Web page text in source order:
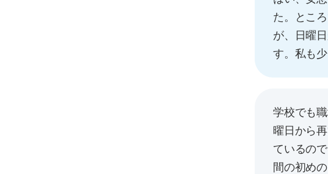
た。とこ
が、日曜
す。私も
学校でも
曜日から
ているの
間の初め